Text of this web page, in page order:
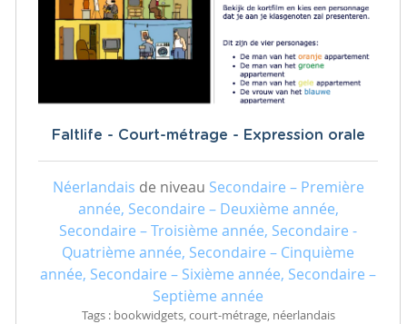
Faltlife - Court-métrage - Expression orale
Néerlandais de niveau Secondaire – Première
année, Secondaire – Deuxième année,
Secondaire – Troisième année, Secondaire -
Quatrième année, Secondaire – Cinquième
année, Secondaire – Sixième année, Secondaire –
Septième année
Tags : bookwidgets, court-métrage, néerlandais